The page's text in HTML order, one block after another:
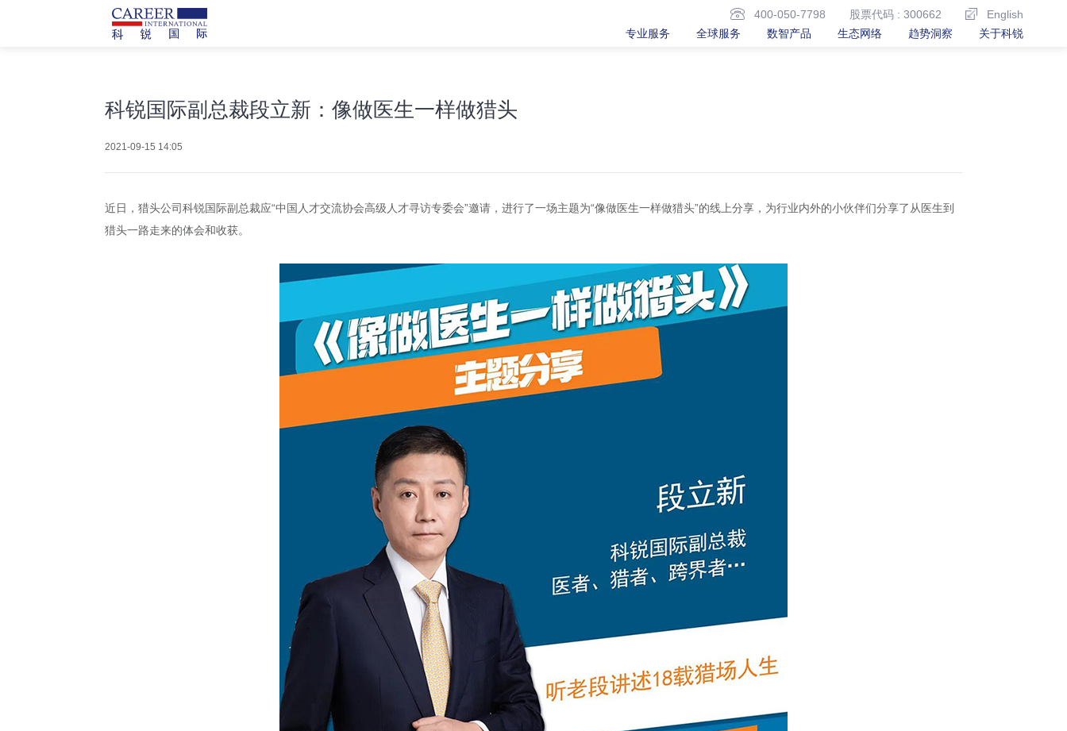
400-050-7798 股票代码 : 300662
English
专业服务
全球服务 数智产品 生态网络 趋势洞察 关于科锐
科锐国际副总裁段立新：像做医生一样做猎头
2021-09-15 14:05
近日，猎头公司科锐国际副总裁应“中国人才交流协会高级人才寻访专委会”邀请，进行了一场主题为“像做医生一样做猎头”的线上分享，为行业内外的小伙伴们分享了从医生到
猎头一路走来的体会和收获。